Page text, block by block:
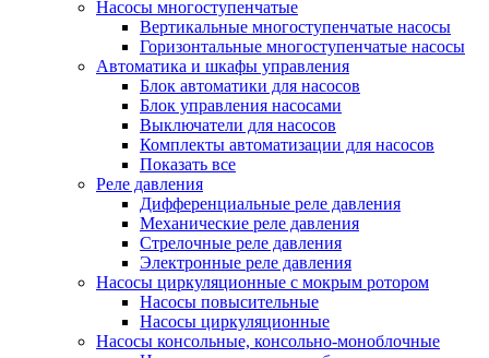
Насосы многоступенчатые
Вертикальные многоступенчатые насосы
Горизонтальные многоступенчатые насосы
Автоматика и шкафы управления
Блок автоматики для насосов
Блок управления насосами
Выключатели для насосов
Комплекты автоматизации для насосов
Показать все
Реле давления
Дифференциальные реле давления
Механические реле давления
Стрелочные реле давления
Электронные реле давления
Насосы циркуляционные с мокрым ротором
Насосы повысительные
Насосы циркуляционные
Насосы консольные, консольно-моноблочные